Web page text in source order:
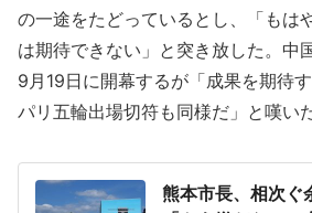
の一途をたどっているとし、「もは
は期待できない」と突き放した。中
9月19日に開幕するが「成果を期待
パリ五輪出場切符も同様だ」と嘆いた
熊本市長、相次ぐ